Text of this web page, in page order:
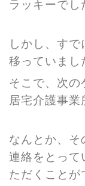
ラッキーでし
しかし、す
移っていまし
そこで、次の
居宅介護事業
なんとか、そ
連絡をとって
ただくことが